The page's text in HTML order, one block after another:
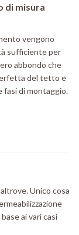
di misura
vengono
sufficiente per
abbondo che
del tetto e
fasi di montaggio.
Unico cosa
ai vari casi